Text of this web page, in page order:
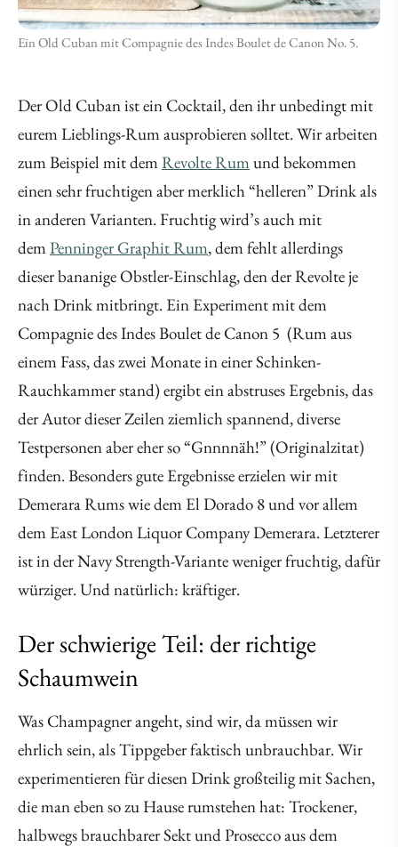
Ein Old Cuban mit Compagnie des Indes Boulet de Canon No. 5.
Der Old Cuban ist ein Cocktail, den ihr unbedingt mit
eurem Lieblings-Rum ausprobieren solltet. Wir arbeiten
zum Beispiel mit demRevolte Rum und bekommen
einen sehr fruchtigen aber merklich “helleren” Drink als
in anderen Varianten. Fruchtig wird’s auch mit
demPenninger Graphit Rum, dem fehlt allerdings
dieser bananige Obstler-Einschlag, den der Revolte je
nach Drink mitbringt. Ein Experiment mit dem
Compagnie des Indes Boulet de Canon 5 (Rum aus
einem Fass, das zwei Monate in einer Schinken-
Rauchkammer stand) ergibt ein abstruses Ergebnis, das
der Autor dieser Zeilen ziemlich spannend, diverse
Testpersonen aber eher so “Gnnnnäh!” (Originalzitat)
finden. Besonders gute Ergebnisse erzielen wir mit
Demerara Rums wie dem El Dorado 8 und vor allem
dem East London Liquor Company Demerara. Letzterer
ist in der Navy Strength-Variante weniger fruchtig, dafür
würziger. Und natürlich: kräftiger.
Der schwierige Teil: der richtige
Schaumwein
Was Champagner angeht, sind wir, da müssen wir
ehrlich sein, als Tippgeber faktisch unbrauchbar. Wir
experimentieren für diesen Drink großteilig mit Sachen,
die man eben so zu Hause rumstehen hat: Trockener,
halbwegs brauchbarer Sekt und Prosecco aus dem